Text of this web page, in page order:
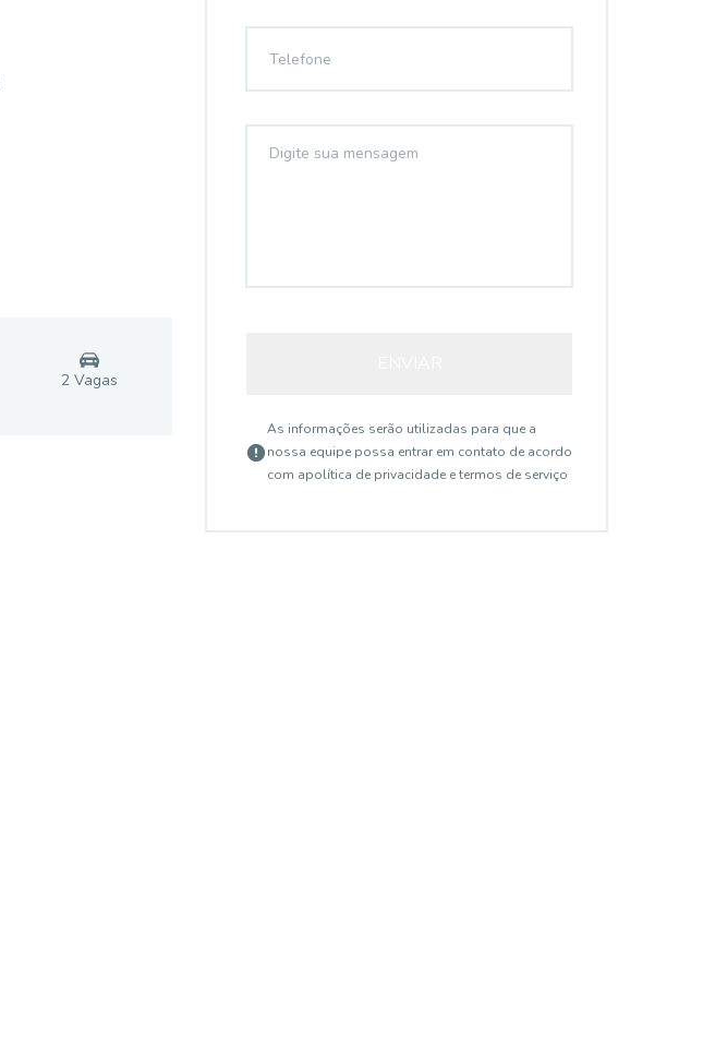
2 Vagas
As informações serão utilizadas para que a
nossa equipe possa entrar em contato de acordo
com apolítica de privacidade e termos de serviço